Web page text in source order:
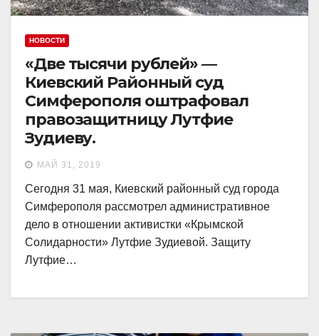
НОВОСТИ
«Две тысячи рублей» —
Киевский Районный суд
Симферополя оштрафовал
правозащитницу Лутфие
Зудиеву.
МАЙ 31, 2019
Сегодня 31 мая, Киевский районный суд города
Симферополя рассмотрел административное
дело в отношении активистки «Крымской
Солидарности» Лутфие Зудиевой. Защиту
Лутфие…